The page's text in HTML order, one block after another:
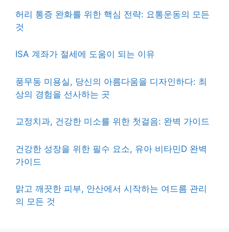
허리 통증 완화를 위한 핵심 전략: 요통운동의 모든
것
ISA 계좌가 절세에 도움이 되는 이유
풍무동 미용실, 당신의 아름다움을 디자인하다: 최
상의 경험을 선사하는 곳
교정치과, 건강한 미소를 위한 첫걸음: 완벽 가이드
건강한 성장을 위한 필수 요소, 유아 비타민D 완벽
가이드
맑고 깨끗한 피부, 안산에서 시작하는 여드름 관리
의 모든 것